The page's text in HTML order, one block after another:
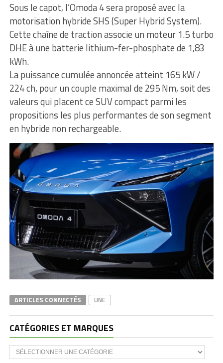
Sous le capot, l’Omoda 4 sera proposé avec la
motorisation hybride SHS (Super Hybrid System).
Cette chaîne de traction associe un moteur 1.5 turbo
DHE à une batterie lithium-fer-phosphate de 1,83
kWh.
La puissance cumulée annoncée atteint 165 kW /
224 ch, pour un couple maximal de 295 Nm, soit des
valeurs qui placent ce SUV compact parmi les
propositions les plus performantes de son segment
en hybride non rechargeable.
ARTICLES CONNECTÉS UNE
CATÉGORIES ET MARQUES
Catégories
et